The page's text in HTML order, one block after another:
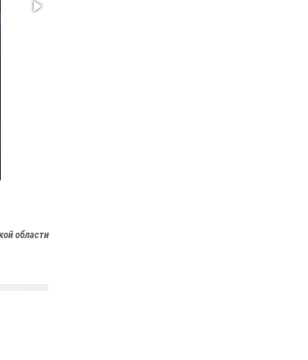
области